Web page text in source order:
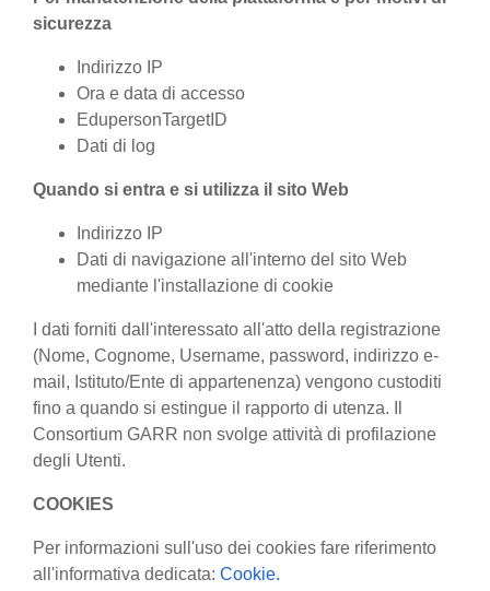
sicurezza
Indirizzo IP
Ora e data di accesso
EdupersonTargetID
Dati di log
Quando si entra e si utilizza il sito Web
Indirizzo IP
Dati di navigazione all'interno del sito Web
mediante l'installazione di cookie
I dati forniti dall'interessato all'atto della registrazione
(Nome, Cognome, Username, password, indirizzo e-
mail, Istituto/Ente di appartenenza) vengono custoditi
fino a quando si estingue il rapporto di utenza. Il
Consortium GARR non svolge attività di profilazione
degli Utenti.
COOKIES
Per informazioni sull'uso dei cookies fare riferimento
all'informativa dedicata: Cookie.